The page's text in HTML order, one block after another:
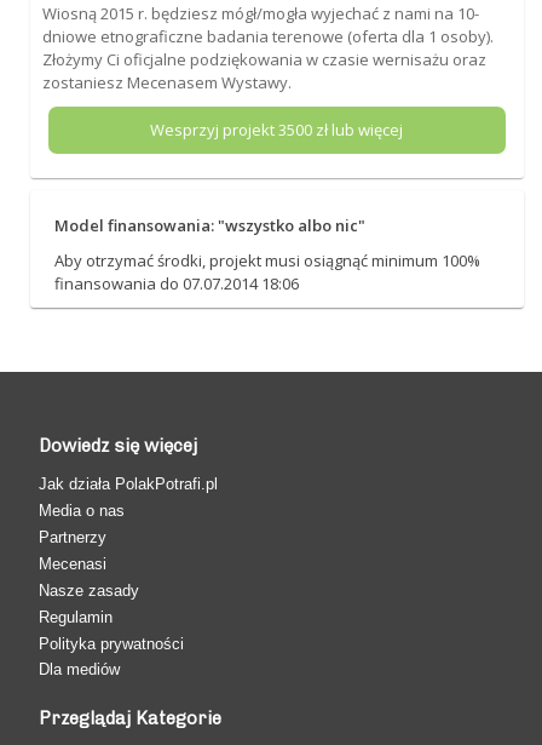
Wiosną 2015 r. będziesz mógł/mogła wyjechać z nami na 10-
dniowe etnograficzne badania terenowe (oferta dla 1 osoby).
Złożymy Ci oficjalne podziękowania w czasie wernisażu oraz
zostaniesz Mecenasem Wystawy.
Wesprzyj projekt3500 zł lub więcej
Model finansowania: "wszystko albo nic"
Aby otrzymać środki, projekt musi osiągnąć minimum 100%
finansowania do 07.07.2014 18:06
Dowiedz się więcej
Jak działa PolakPotrafi.pl
Media o nas
Partnerzy
Mecenasi
Nasze zasady
Regulamin
Polityka prywatności
Dla mediów
Przeglądaj Kategorie